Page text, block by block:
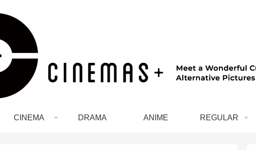
CINEMA DRAMA ANIME REGULAR